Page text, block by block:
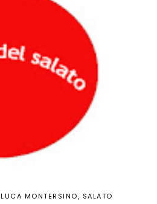
LUCA MONTERSINO SALATO